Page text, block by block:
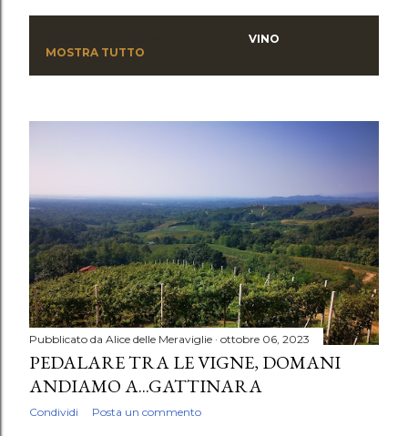
s
VINO
MOSTRA TUTTO
Pubblicato da Alice delle Meraviglie ottobre 06, 2023
PEDALARE TRA LE VIGNE, DOMANI
ANDIAMO A...GATTINARA
Condividi Posta un commento